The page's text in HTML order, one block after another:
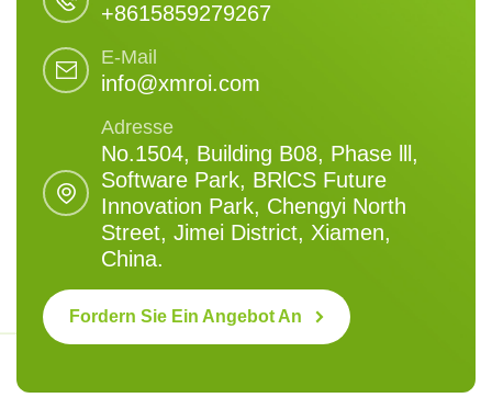
+8615859279267
E-Mail
info@xmroi.com
Adresse
No.1504, Building B08, Phase lll,
Software Park, BRlCS Future
Innovation Park, Chengyi North
Street, Jimei District, Xiamen,
China.
Fordern Sie Ein Angebot An